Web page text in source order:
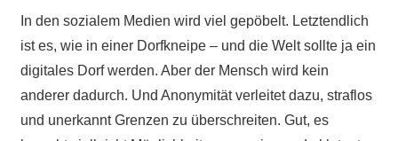
In den sozialem Medien wird viel gepöbelt. Letztendlich
ist es, wie in einer Dorfkneipe – und die Welt sollte ja ein
digitales Dorf werden. Aber der Mensch wird kein
anderer dadurch. Und Anonymität verleitet dazu, straflos
und unerkannt Grenzen zu überschreiten. Gut, es